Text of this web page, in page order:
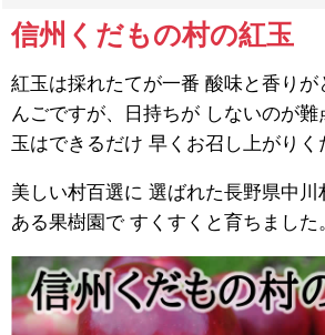
信州くだもの村の紅玉
紅玉は採れたてが一番 酸味と香りが
んごですが、日持ちが しないのが
玉はできるだけ 早くお召し上がりく
美しい村百選に 選ばれた長野県中
ある果樹園で すくすくと育ちました。